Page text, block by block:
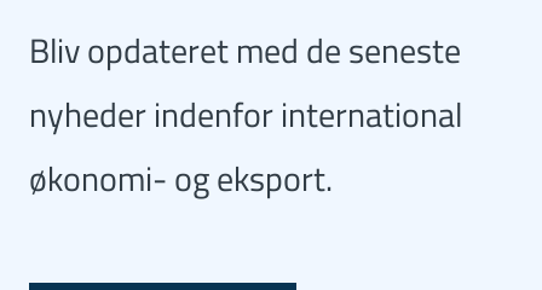
Bliv opdateret med de seneste
nyheder indenfor international
økonomi- og eksport.